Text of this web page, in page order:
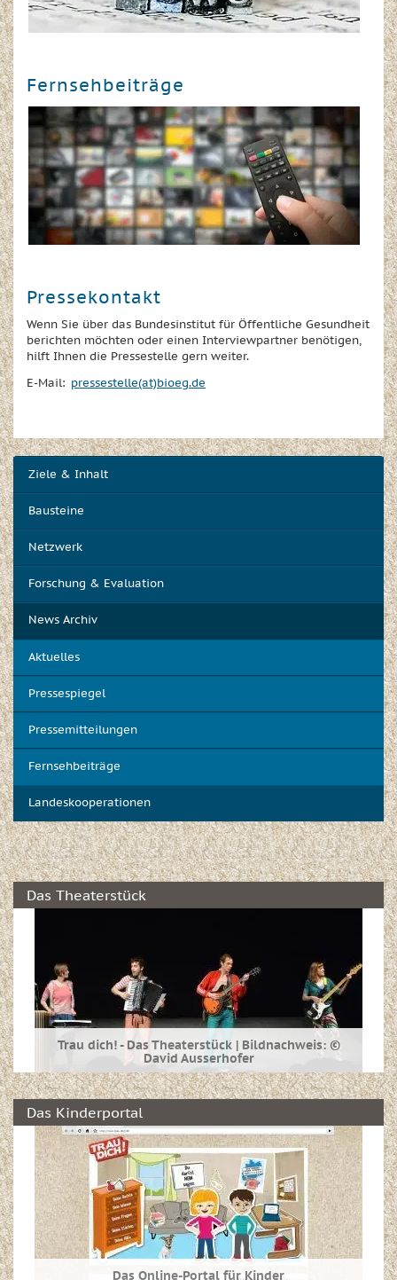
Fernsehbeiträge
Pressekontakt
Wenn Sie über das Bundesinstitut für Öffentliche Gesundheit
berichten möchten oder einen Interviewpartner benötigen,
hilft Ihnen die Pressestelle gern weiter.
E-Mail: pressestelle(at)bioeg.de
Ziele & Inhalt
Bausteine
Netzwerk
Forschung & Evaluation
News Archiv
Aktuelles
Pressespiegel
Pressemitteilungen
Fernsehbeiträge
Landeskooperationen
Das Theaterstück
Trau dich! - Das Theaterstück | Bildnachweis: ©
David Ausserhofer
Informieren Sie sich hier über das interaktive
Theaterstück "Trau dich!" und erfahren Sie mehr
über die Hintergründe, Ideen, Umsetzung und
Termine.
Das Kinderportal
Das Online-Portal für Kinder